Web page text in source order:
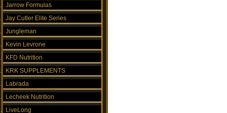
Jarrow Formulas
Jay Cutler Elite Series
Jungleman
Kevin Levrone
KFD Nutrition
KRK SUPPLEMENTS
Labrada
Lecheek Nutrition
LiveLong